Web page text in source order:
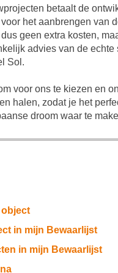
betaalt de
het aanbrengen van
geen extra kosten,
advies van de echte
Sol.
voor ons te kiezen en
halen, zodat je het
droom waar te
object
in mijn Bewaarlijst
in mijn Bewaarlijst